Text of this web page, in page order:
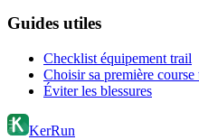
Guides utiles
Checklist équipement trail
Choisir sa première course
Éviter les blessures
KerRun